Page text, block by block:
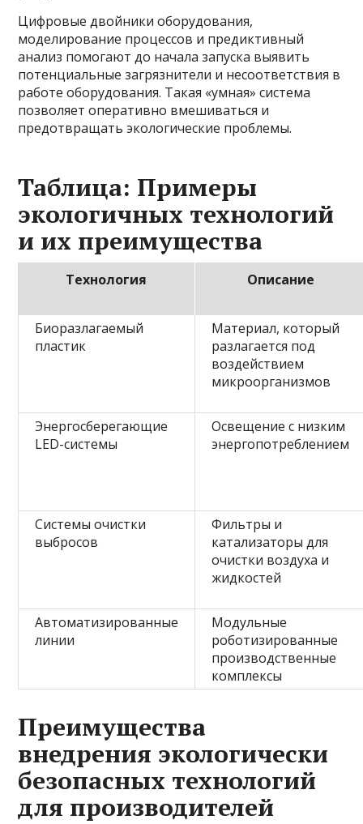
Цифровые двойники оборудования,
моделирование процессов и предиктивный
анализ помогают до начала запуска выявить
потенциальные загрязнители и несоответствия в
работе оборудования. Такая «умная» система
позволяет оперативно вмешиваться и
предотвращать экологические проблемы.
Таблица: Примеры
экологичных технологий
и их преимущества
Технология Описание
Биоразлагаемый
пластик
Материал, который
разлагается под
воздействием
микроорганизмов
Энергосберегающие
LED-системы
Освещение с низким
энергопотреблением
Системы очистки
выбросов
Фильтры и
катализаторы для
очистки воздуха и
жидкостей
Автоматизированные
линии
Модульные
роботизированные
производственные
комплексы
Преимущества
внедрения экологически
безопасных технологий
для производителей